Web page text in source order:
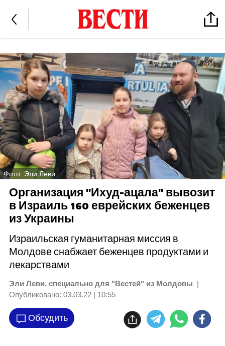
Фото: Эли Леви
Организация "Ихуд-ацала" вывозит
в Израиль 160 еврейских беженцев
из Украины
Израильская гуманитарная миссия в
Молдове снабжает беженцев продуктами и
лекарствами
Эли Леви, специально для "Вестей" из Молдовы |
Опубликовано: 03.03.22 | 10:55
Обсудить